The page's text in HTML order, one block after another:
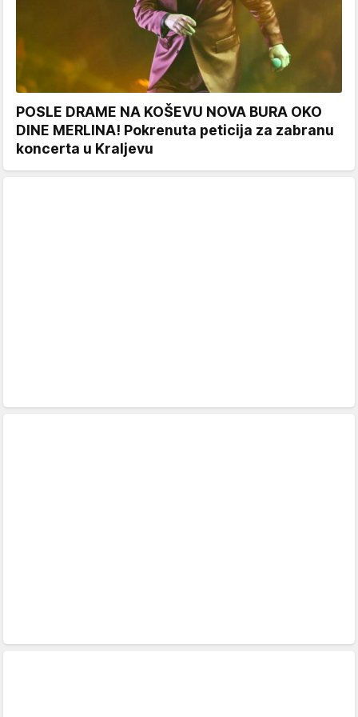
POSLE DRAME NA KOŠEVU NOVA BURA OKO
DINE MERLINA! Pokrenuta peticija za zabranu
koncerta u Kraljevu